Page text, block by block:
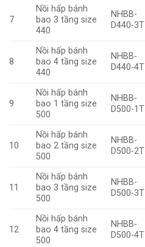
7
Nồi hấp bánh
bao 3 tầng size
440
NHBB-
D440-3T
8
Nồi hấp bánh
bao 4 tầng size
440
NHBB-
D440-4T
9
Nồi hấp bánh
bao 1 tầng size
500
NHBB-
D500-1T
10
Nồi hấp bánh
bao 2 tầng size
500
NHBB-
D500-2T
11
Nồi hấp bánh
bao 3 tầng size
500
NHBB-
D500-3T
12
Nồi hấp bánh
bao 4 tầng size
500
NHBB-
D500-4T